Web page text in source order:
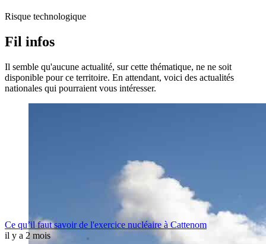
Risque technologique
Fil infos
Il semble qu'aucune actualité, sur cette thématique, ne ne soit
disponible pour ce territoire. En attendant, voici des actualités
nationales qui pourraient vous intéresser.
Ce qu’il faut savoir de l'exercice nucléaire à Cattenom
il y a 2 mois